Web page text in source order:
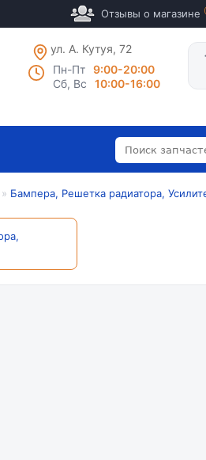
Отзывы о магазине
ул. А. Кутуя, 72
Пн-Пт
9:00-20:00
Сб, Вс
10:00-16:00
» Бампера, Решетка радиатора,